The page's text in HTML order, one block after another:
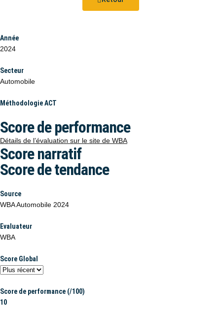
Année
2024
Secteur
Automobile
Méthodologie ACT
Score de performance
Détails de l’évaluation sur le site de WBA
Score narratif
Score de tendance
Source
WBA Automobile 2024
Evaluateur
WBA
Score Global
Score de performance (/100)
10